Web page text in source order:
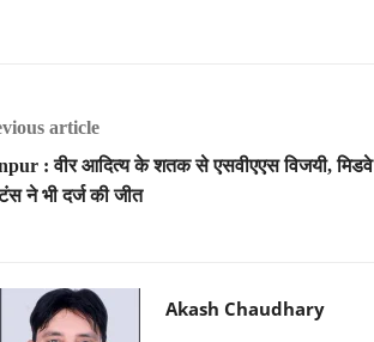
article
: वीर आदित्य के शतक से एसवीएएस विजयी, मिडवे
ने भी दर्ज की जीत
Akash Chaudhary